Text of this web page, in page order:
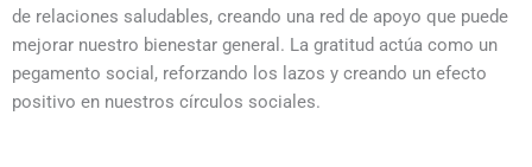
de relaciones saludables, creando una red de apoyo que puede
mejorar nuestro bienestar general. La gratitud actúa como un
pegamento social, reforzando los lazos y creando un efecto
positivo en nuestros círculos sociales.